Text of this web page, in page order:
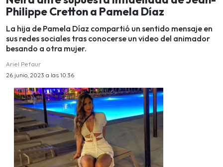
Philippe Cretton a Pamela Díaz
La hija de Pamela Díaz compartió un sentido mensaje en
sus redes sociales tras conocerse un video del animador
besando a otra mujer.
Ariel Pefaur
26 junio, 2023 a las 10:36